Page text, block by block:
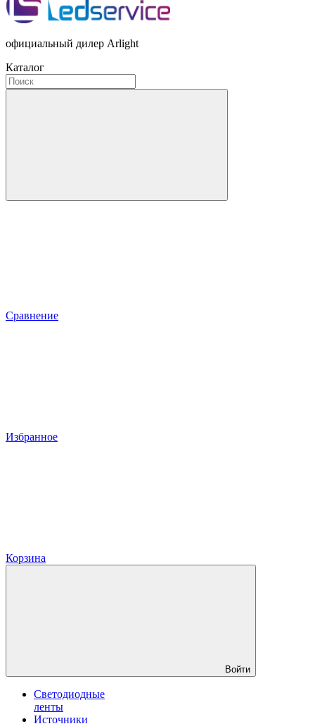
официальный дилер Arlight
Каталог
Сравнение
Избранное
Корзина
Войти
Светодиодные
ленты
Источники